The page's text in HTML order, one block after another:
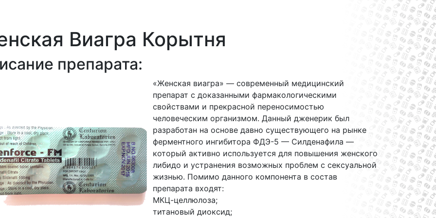
Виагра Корытня
препарата:
«Женская виагра» — современный медицинский
препарат с доказанными фармакологическими
свойствами и прекрасной переносимостью
человеческим организмом. Данный дженерик был
разработан на основе давно существующего на рынке
ферментного ингибитора ФДЭ-5 — Силденафила —
который активно используется для повышения женского
либидо и устранения возможных проблем с сексуальной
жизнью. Помимо данного компонента в состав
препарата входят:
МКЦ-целлюлоза;
титановый диоксид;